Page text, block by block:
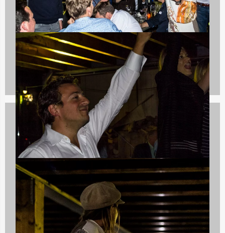
Spelprogramma's
1688 uitjes
Teambuilding
2167 uitjes